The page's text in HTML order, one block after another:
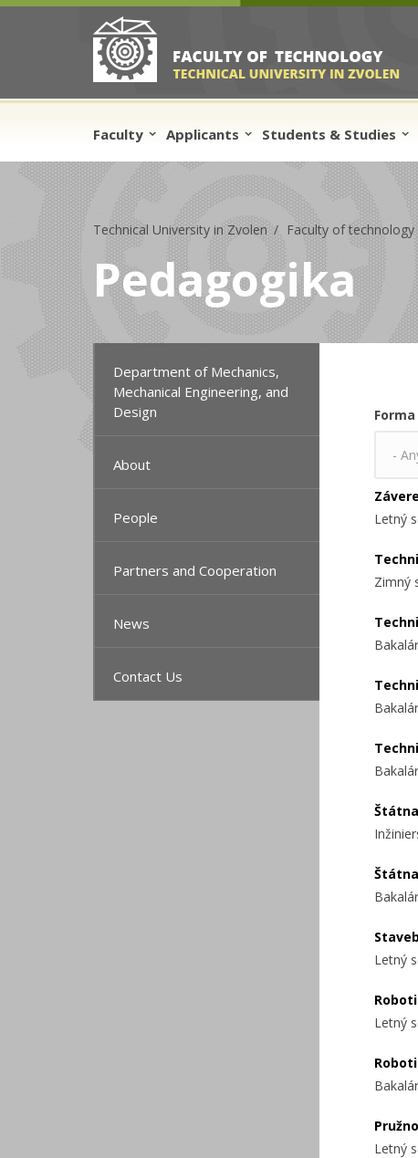
Skip to cookies
Skip to navigation
Skip to main content
Faculty Applicants Students & Studies
Technical University in Zvolen Faculty of technology
Pedagogika
Department of Mechanics,
Mechanical Engineering, and
Design
About
People
Partners and Cooperation
News
Contact Us
Letný
Zimný
Letný
Letný
Letný